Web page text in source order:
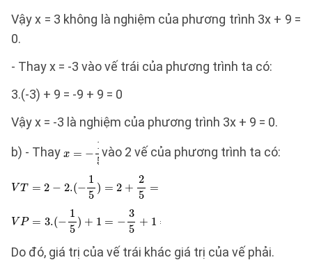
Vậy x = 3 không là nghiệm của phương trình 3x + 9 =
0.
- Thay x = -3 vào vế trái của phương trình ta có:
3.(-3) + 9 = -9 + 9 = 0
Vậy x = -3 là nghiệm của phương trình 3x + 9 = 0.
b) - Thay vào 2 vế của phương trình ta có:
Do đó, giá trị của vế trái khác giá trị của vế phải.